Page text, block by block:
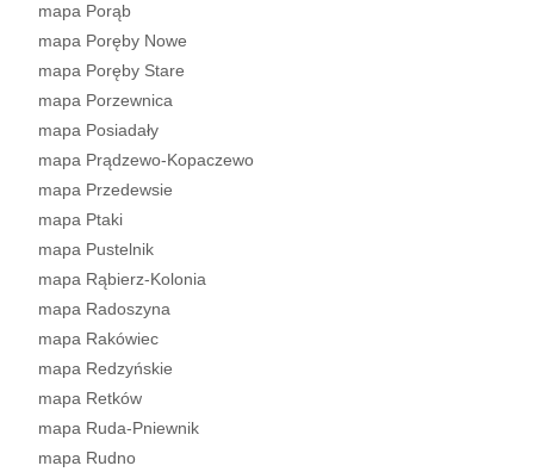
mapa Porąb
mapa Poręby Nowe
mapa Poręby Stare
mapa Porzewnica
mapa Posiadały
mapa Prądzewo-Kopaczewo
mapa Przedewsie
mapa Ptaki
mapa Pustelnik
mapa Rąbierz-Kolonia
mapa Radoszyna
mapa Rakówiec
mapa Redzyńskie
mapa Retków
mapa Ruda-Pniewnik
mapa Rudno